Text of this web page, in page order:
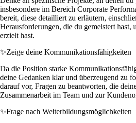
insbesondere im Bereich Corporate
bereit, diese detailliert zu erläutern,
Herausforderungen, die du gemeistert hast,
erzielt hast.
✨Zeige deine Kommunikationsfähigkeiten
Da die Position starke
deine Gedanken klar und überzeugend zu
darauf vor, Fragen zu beantworten, die
Zusammenarbeit im Team und zur
✨Frage nach Weiterbildungsmöglichkeiten